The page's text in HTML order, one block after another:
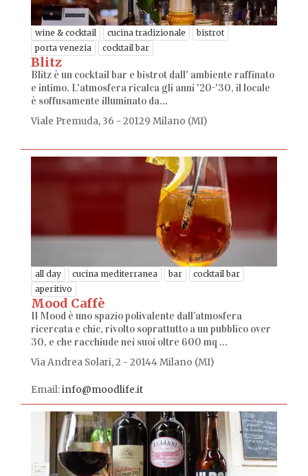
wine & cocktail cucina tradizionale
bistrot
porta venezia
cocktail bar
Blitz
Blitz è un cocktail bar e bistrot dall' ambiente raffinato
e intimo. L'atmosfera ricalca gli anni '20-'30, il locale
è soffusamente illuminato da...
Viale Premuda, 36 - 20129 Milano (MI)
all day cucina mediterranea bar
cocktail bar
aperitivo
Mood Caffè
Il Mood è uno spazio polivalente dall’atmosfera
ricercata e chic, rivolto soprattutto a un pubblico over
30, e che racchiude nei suoi oltre 600 mq ...
Via Andrea Solari, 2 - 20144 Milano (MI)
Email:info@moodlife.it